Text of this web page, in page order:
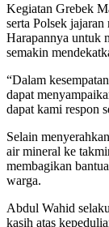
Kegiatan Grebek
serta Polsek
Harapannya untuk
semakin
“Dalam
dapat
dapat kami respon
Selain
air mineral ke
membagikan
warga.
Abdul Wahid
kasih atas